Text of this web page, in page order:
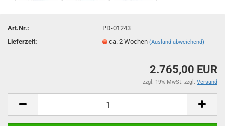
Art.Nr.:
PD-01243
Lieferzeit:
ca. 2 Wochen(Ausland abweichend)
2.765,00 EUR
zzgl. 19% MwSt. zzgl. Versand